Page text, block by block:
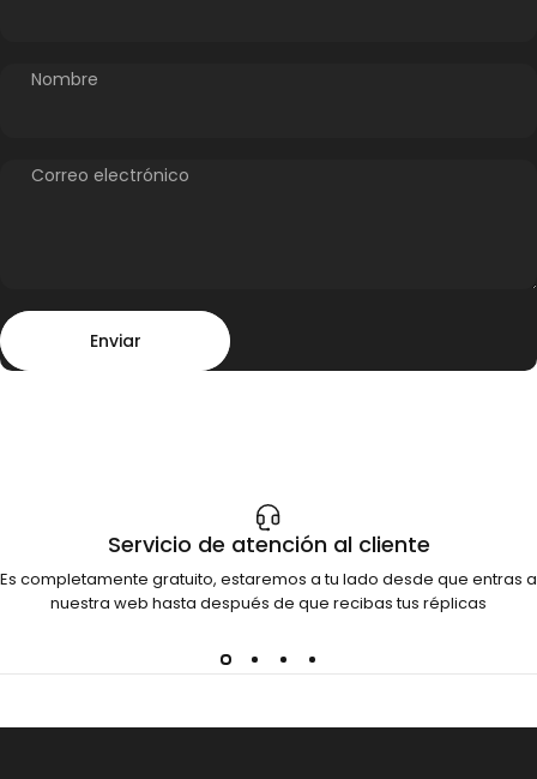
Nombre
Correo electrónico
Enviar
Enviar
Servicio de atención al cliente
Es completamente gratuito, estaremos a tu lado desde que entras a
nuestra web hasta después de que recibas tus réplicas